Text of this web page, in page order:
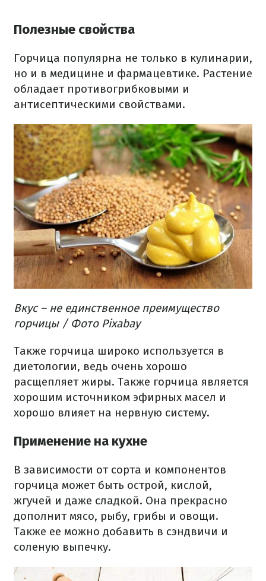
Полезные свойства
Горчица популярна не только в кулинарии,
но и в медицине и фармацевтике. Растение
обладает противогрибковыми и
антисептическими свойствами.
Вкус – не единственное преимущество
горчицы / Фото Pixabay
Также горчица широко используется в
диетологии, ведь очень хорошо
расщепляет жиры. Также горчица является
хорошим источником эфирных масел и
хорошо влияет на нервную систему.
Применение на кухне
В зависимости от сорта и компонентов
горчица может быть острой, кислой,
жгучей и даже сладкой. Она прекрасно
дополнит мясо, рыбу, грибы и овощи.
Также ее можно добавить в сэндвичи и
соленую выпечку.